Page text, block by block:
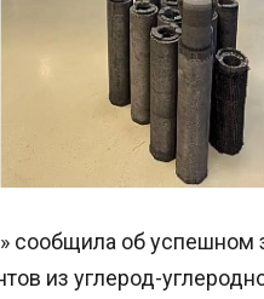
сообщила об
из углерод-